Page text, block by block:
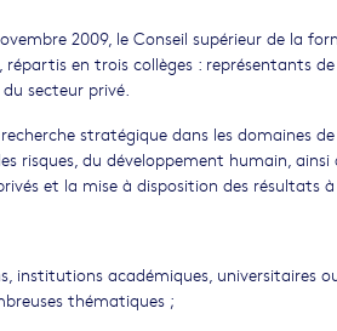
2009, le Conseil supérieur de la
en trois collèges : représentants
secteur privé.
stratégique dans les domaines
risques, du développement humain, ainsi
et la mise à disposition des résultats
institutions académiques, universitaires
thématiques ;